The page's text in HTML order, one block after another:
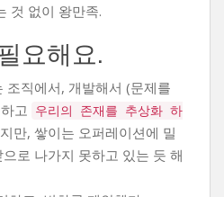
것 없이 왕만족.
요해요.
조직에서, 개발해서 (문제를
고
우리의 존재를 추상화 하
만, 쌓이는 오퍼레이션에 밀
로 나가지 못하고 있는 듯 해